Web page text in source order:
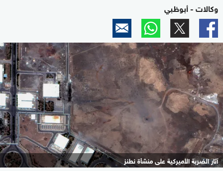
وكالات - أبوظبي
آثار الضربة الأميركية على منشأة نطنز